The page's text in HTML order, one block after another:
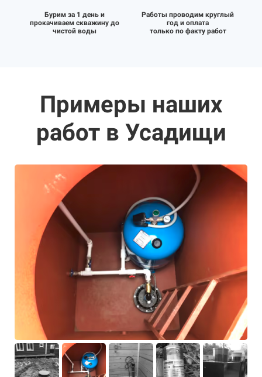
Бурим за 1 день и
прокачиваем скважину до
чистой воды
Работы проводим круглый
год и оплата
только по факту работ
Примеры наших
работ в Усадищи